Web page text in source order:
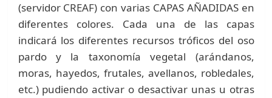
(servidor CREAF) con varias CAPAS AÑADIDAS en
diferentes colores. Cada una de las capas
indicará los diferentes recursos tróficos del oso
pardo y la taxonomía vegetal (arándanos,
moras, hayedos, frutales, avellanos, robledales,
etc.) pudiendo activar o desactivar unas u otras